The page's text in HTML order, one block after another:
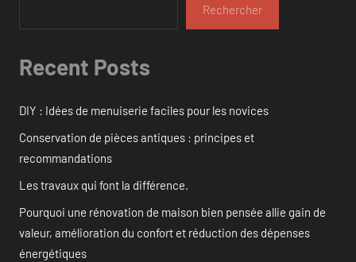
Rechercher
Recent Posts
DIY : Idées de menuiserie faciles pour les novices
Conservation de pièces antiques : principes et
recommandations
Les travaux qui font la différence.
Pourquoi une rénovation de maison bien pensée allie gain de
valeur, amélioration du confort et réduction des dépenses
énergétiques